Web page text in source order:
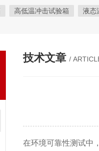
高低温冲击试验箱 液态
IPX9K淋雨箱 温湿度检定箱
低温试验箱
试验机
裂化.特性评价系统
技术文章 /
在环境可靠性测试中